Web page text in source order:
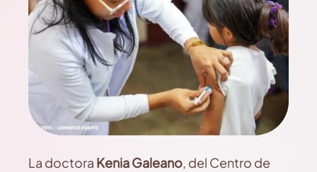
La doctora Kenia Galeano, del Centro de